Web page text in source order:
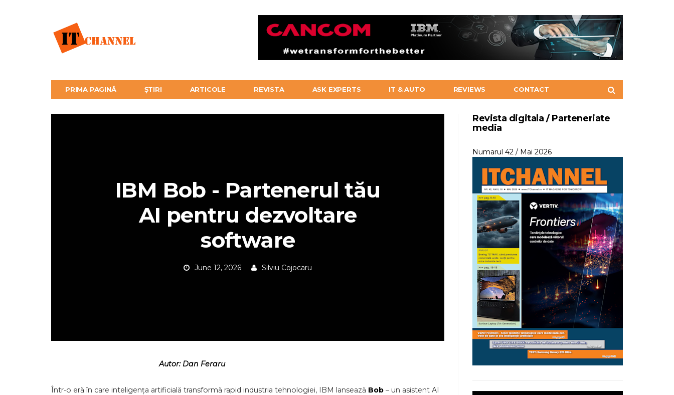
PRIMA PAGINĂ ȘTIRI ARTICOLE REVISTA ASK EXPERTS IT & AUTO REVIEWS CONTACT
IBM Bob - Partenerul tău
AI pentru dezvoltare
software
June 12, 2026 Silviu Cojocaru
Autor: Dan Feraru
Într-o eră în care inteligența artificială transformă rapid industria tehnologiei, IBM lansează Bob – un asistent AI
Revista digitala / Parteneriate
media
Numarul 42 / Mai 2026